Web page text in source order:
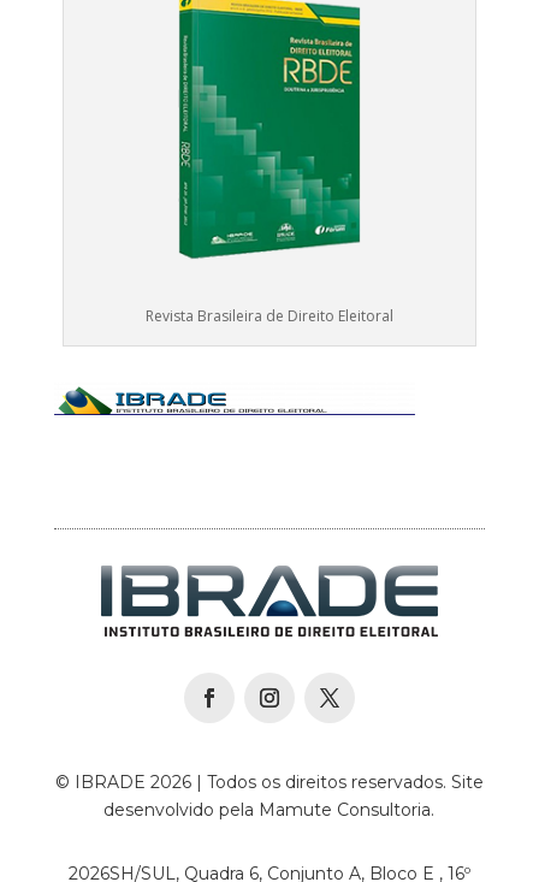
Revista Brasileira de Direito Eleitoral
© IBRADE 2026 | Todos os direitos reservados. Site
desenvolvido pela Mamute Consultoria.
2026SH/SUL, Quadra 6, Conjunto A, Bloco E , 16º